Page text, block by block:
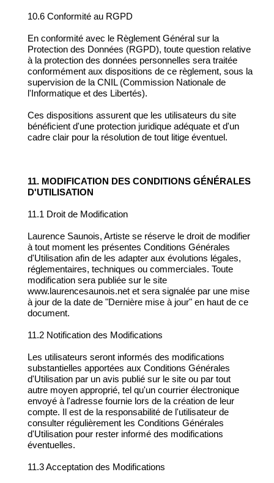
10.6 Conformité au RGPD
En conformité avec le Règlement Général sur la
Protection des Données (RGPD), toute question relative
à la protection des données personnelles sera traitée
conformément aux dispositions de ce règlement, sous la
supervision de la CNIL (Commission Nationale de
l'Informatique et des Libertés).
Ces dispositions assurent que les utilisateurs du site
bénéficient d'une protection juridique adéquate et d'un
cadre clair pour la résolution de tout litige éventuel.
11. MODIFICATION DES CONDITIONS GÉNÉRALES
D'UTILISATION
11.1 Droit de Modification
Laurence Saunois, Artiste se réserve le droit de modifier
à tout moment les présentes Conditions Générales
d'Utilisation afin de les adapter aux évolutions légales,
réglementaires, techniques ou commerciales. Toute
modification sera publiée sur le site
www.laurencesaunois.net et sera signalée par une mise
à jour de la date de "Dernière mise à jour" en haut de ce
document.
11.2 Notification des Modifications
Les utilisateurs seront informés des modifications
substantielles apportées aux Conditions Générales
d'Utilisation par un avis publié sur le site ou par tout
autre moyen approprié, tel qu'un courrier électronique
envoyé à l'adresse fournie lors de la création de leur
compte. Il est de la responsabilité de l'utilisateur de
consulter régulièrement les Conditions Générales
d'Utilisation pour rester informé des modifications
éventuelles.
11.3 Acceptation des Modifications